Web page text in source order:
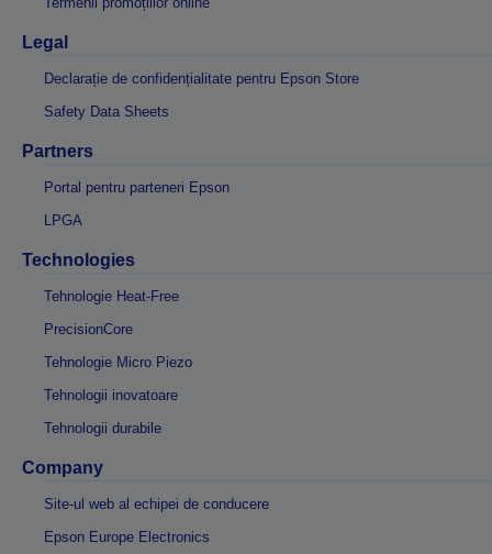
Legal
Declarație de confidențialitate pentru Epson Store
Safety Data Sheets
Partners
Portal pentru parteneri Epson
LPGA
Technologies
Tehnologie Heat-Free
PrecisionCore
Tehnologie Micro Piezo
Tehnologii inovatoare
Tehnologii durabile
Company
Site-ul web al echipei de conducere
Epson Europe Electronics